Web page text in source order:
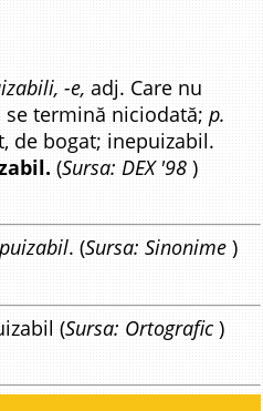
-e, adj. Care nu
se termină niciodată;p.
de bogat; inepuizabil.
(Sursa: DEX '98 )
. (Sursa: Sinonime )
(Sursa: Ortografic )